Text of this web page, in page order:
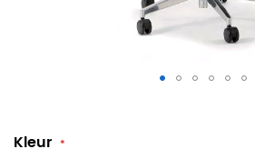
Directiestoel Dahlia
Kleur